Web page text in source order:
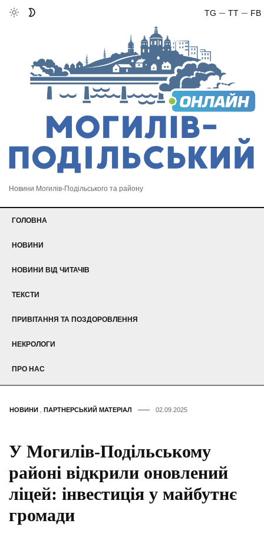
FB
TT
TG
Новини Могилів-Подільського та району
ГОЛОВНА
НОВИНИ
НОВИНИ ВІД ЧИТАЧІВ
ТЕКСТИ
ПРИВІТАННЯ ТА ПОЗДОРОВЛЕННЯ
НЕКРОЛОГИ
ПРО НАС
НОВИНИ ПАРТНЕРСЬКИЙ МАТЕРІАЛ 02.09.2025
У Могилів-Подільському
районі відкрили оновлений
ліцей: інвестиція у майбутнє
громади